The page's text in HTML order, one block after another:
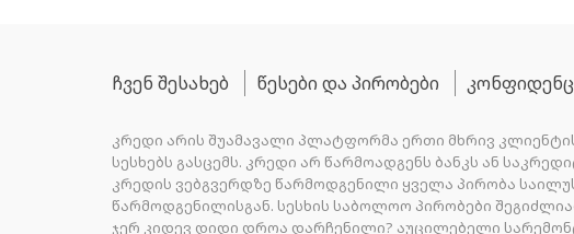
ჩვენ შესახებ წესები და პირობები
კრედი არის შუამავალი პლატფორმა ერთი მხრივ
სესხებს გასცემს. კრედი არ წარმოადგენს ბანკს ან
კრედის ვებგვერდზე წარმოდგენილი ყველა პირობა
წარმოდგენილისგან. სესხის საბოლოო პირობები
ჯერ კიდევ დიდი დროა დარჩენილი? აუცილებელი